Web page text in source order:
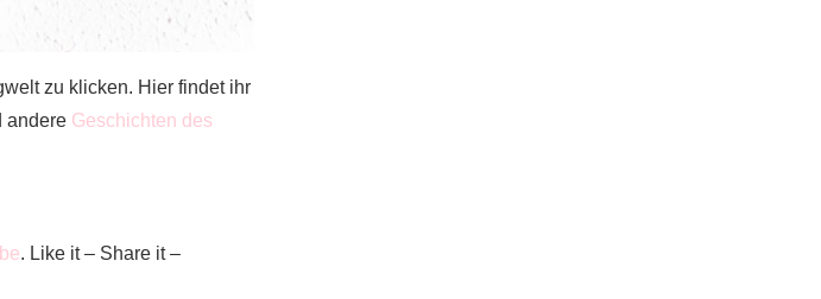
zu klicken. Hier findet ihr
andere Geschichten des
. Like it – Share it –